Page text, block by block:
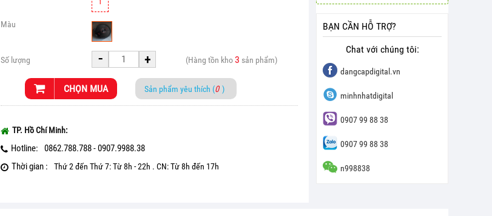
1
Màu
Số lượng - + (Hàng tồn kho3 sản phẩm)
CHỌN MUA Sản phẩm yêu thích (0 )
TP. Hồ Chí Minh:
Hotline:
0862.788.788 - 0907.9988.38
Thời gian :
Thứ 2 đến Thứ 7: Từ 8h - 22h . CN: Từ 8h đến 17h
BẠN CẦN HỖ TRỢ?
Chat với chúng tôi:
dangcapdigital.vn
minhnhatdigital
0907 99 88 38
0907 99 88 38
n998838